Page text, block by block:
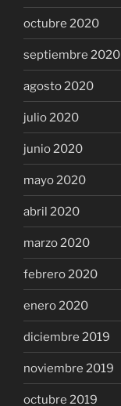
octubre 2020
septiembre 2020
agosto 2020
julio 2020
junio 2020
mayo 2020
abril 2020
marzo 2020
febrero 2020
enero 2020
diciembre 2019
noviembre 2019
octubre 2019